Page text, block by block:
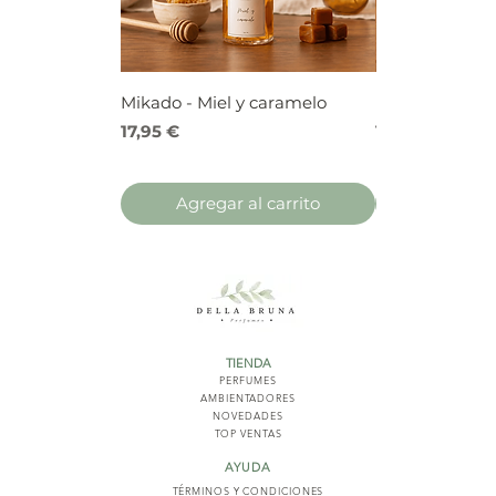
Mikado - Miel y caramelo
Precio
17,95 €
Agregar al carrito
Precio
17,95 €
TIENDA
PERFUMES
AMBIENTADORES
NOVEDADES
TOP VENTAS
AYUDA
TÉRMINOS Y CONDICIONES